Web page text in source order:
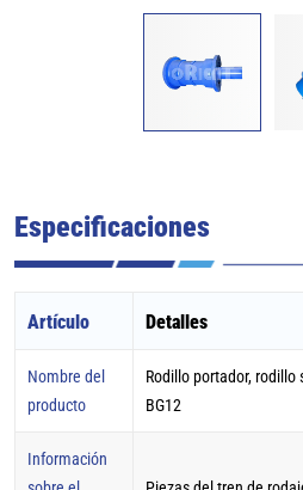
Especificaciones
Artículo Detalles
Nombre del
producto
Rodillo portador, rodillo
BG12
Información